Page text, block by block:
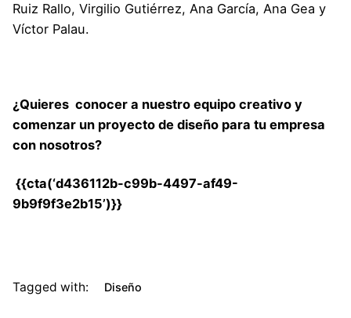
Ruiz Rallo, Virgilio Gutiérrez, Ana García, Ana Gea y
Víctor Palau.
¿Quieres conocer a nuestro equipo creativo y
comenzar un proyecto de diseño para tu empresa
con nosotros?
{{cta(‘d436112b-c99b-4497-af49-
9b9f9f3e2b15’)}}
Tagged with: Diseño